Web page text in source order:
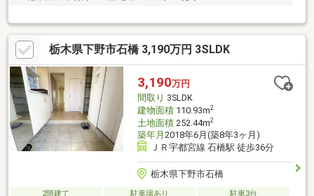
栃木県下野市石橋 3,190万円 3SLDK
3,190万円
間取り 3SLDK
建物面積110.93m2
土地面積252.44m2
築年月 2018年6月(築8年3ヶ月)
ＪＲ宇都宮線 石橋駅 徒歩36分
栃木県下野市石橋
2階建て 駐車場あり 駐車3台